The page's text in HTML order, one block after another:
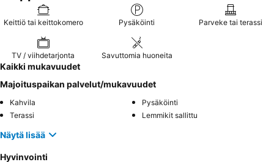
Keittiö tai keittokomero Pysäköinti Parveke tai terassi
TV / viihdetarjonta Savuttomia huoneita
Kaikki mukavuudet
Majoituspaikan palvelut/mukavuudet
Kahvila
Pysäköinti
Terassi
Lemmikit sallittu
Näytä lisää
Hyvinvointi